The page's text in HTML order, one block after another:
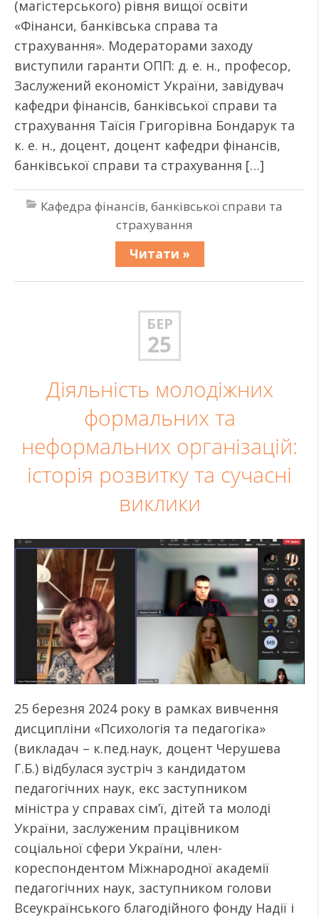
(магістерського) рівня вищої освіти
«Фінанси, банківська справа та
страхування». Модераторами заходу
виступили гаранти ОПП: д. е. н., професор,
Заслужений економіст України, завідувач
кафедри фінансів, банківської справи та
страхування Таїсія Григорівна Бондарук та
к. е. н., доцент, доцент кафедри фінансів,
банківської справи та страхування […]
Кафедра фінансів, банківської справи та
страхування
Читати »
БЕР
25
Діяльність молодіжних
формальних та
неформальних організацій:
історія розвитку та сучасні
виклики
25 березня 2024 року в рамках вивчення
дисципліни «Психологія та педагогіка»
(викладач – к.пед.наук, доцент Черушева
Г.Б.) відбулася зустріч з кандидатом
педагогічних наук, екс заступником
міністра у справах сім’ї, дітей та молоді
України, заслуженим працівником
соціальної сфери України, член-
кореспондентом Міжнародної академії
педагогічних наук, заступником голови
Всеукраїнського благодійного фонду Надії і